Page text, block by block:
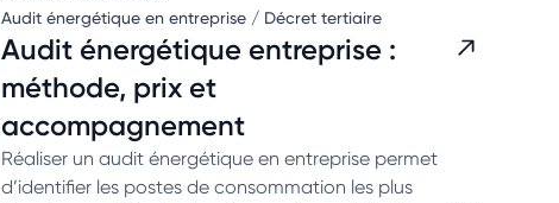
Audit énergétique en entreprise / Décret tertiaire
Audit énergétique entreprise :
méthode, prix et
accompagnement
Réaliser un audit énergétique en entreprise permet
d’identifier les postes de consommation les plus